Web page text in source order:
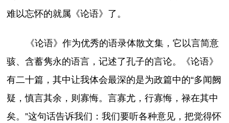
难以忘怀的就属《论语》了。
《论语》作为优秀的语录体散文集，它以言简意
骇、含蓄隽永的语言，记述了孔子的言论。《论语》
有二十篇，其中让我体会最深的是为政篇中的“多闻阙
疑，慎言其余，则寡悔。言寡尤，行寡悔，禄在其中
矣。”这句话告诉我们：我们要听各种意见，把觉得怀